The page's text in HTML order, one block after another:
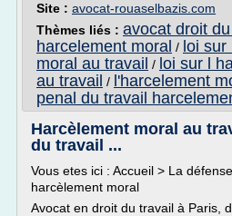
Site : avocat-rouaselbazis.com
Thèmes liés : avocat droit du
harcelement moral / loi
moral au travail / loi sur l
au travail / l'harcelement
penal du travail
Harcèlement moral au
du travail ...
Vous etes ici : Accueil > La
harcèlement moral
Avocat en droit du travail à Paris,